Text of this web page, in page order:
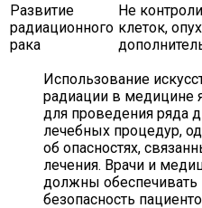
Развитие
радиационного
рака
Не
клеток,
Использование
радиации в медицине
для проведения ряда
лечебных процедур,
об опасностях,
лечения. Врачи и
должны
безопасность